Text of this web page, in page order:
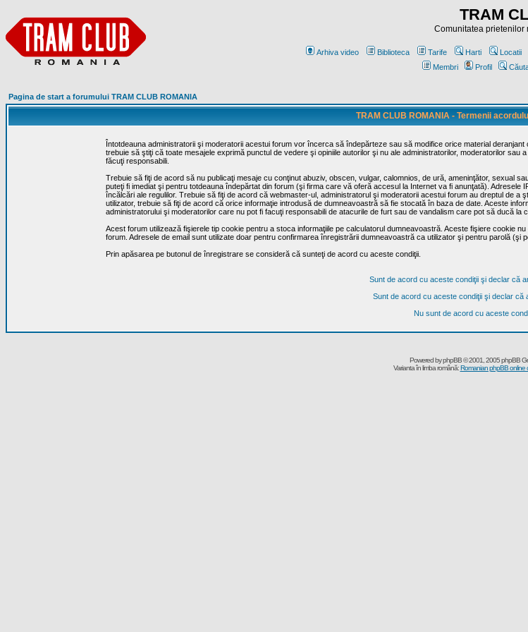
TRAM
Comunitatea prietenilor
Arhiva video Biblioteca Tarife Harti Locatii
Membri
Profil
Pagina de start a forumului TRAM CLUB ROMANIA
TRAM CLUB ROMANIA - Termenii
Întotdeauna administratorii şi moderatorii acestui forum vor încerca să îndepărteze sau să modifice orice material
trebuie să ştiţi că toate mesajele exprimă punctul de vedere şi opiniile autorilor şi nu ale administratorilor, moderatorilor
făcuţi responsabili.
Trebuie să fiţi de acord să nu publicaţi mesaje cu conţinut abuziv, obscen, vulgar, calomnios, de ură, ameninţător, sexual
puteţi fi imediat şi pentru totdeauna îndepărtat din forum (şi firma care vă oferă accesul la Internet va fi anunţată).
încălcări ale regulilor. Trebuie să fiţi de acord că webmaster-ul, administratorul şi moderatorii acestui forum au dreptul de
utilizator, trebuie să fiţi de acord că orice informaţie introdusă de dumneavoastră să fie stocată în baza de date. Aceste
administratorului şi moderatorilor care nu pot fi facuţi responsabili de atacurile de furt sau de vandalism care pot să ducă la
Acest forum utilizează fişierele tip cookie pentru a stoca informaţiile pe calculatorul dumneavoastră. Aceste fişiere cookie
forum. Adresele de email sunt utilizate doar pentru confirmarea înregistrării dumneavoastră ca utilizator şi pentru parolă (şi
Prin apăsarea pe butonul de înregistrare se consideră că sunteţi de acord cu aceste condiţii.
Sunt de acord cu aceste condiţii şi declar că
Sunt de acord cu aceste condiţii şi declar că
Nu sunt de acord cu aceste
Powered byphpBB© 2001, 2005 phpBB
Varianta în limba română:Romanian phpBB online